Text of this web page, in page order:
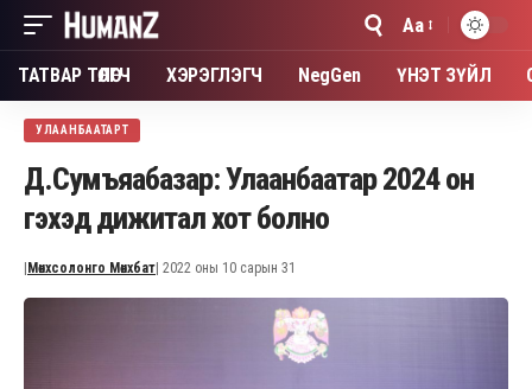
Font
Resizer
Aa
ТАТВАР ТӨЛӨГЧ ХЭРЭГЛЭГЧ NegGen ҮНЭТ ЗҮЙЛ
УЛААНБААТАРТ
Д.Сумъяабазар: Улаанбаатар 2024 он
гэхэд дижитал хот болно
Мөнхсолонго Мөнхбат | 2022 оны 10 сарын 31